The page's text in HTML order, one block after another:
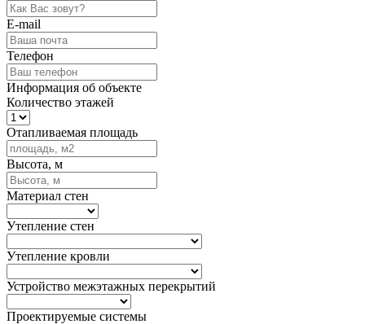
E-mail
Телефон
Информация об объекте
Количество этажей
Отапливаемая площадь
Высота, м
Материал стен
Утепление стен
Утепление кровли
Устройство межэтажных перекрытий
Проектируемые системы